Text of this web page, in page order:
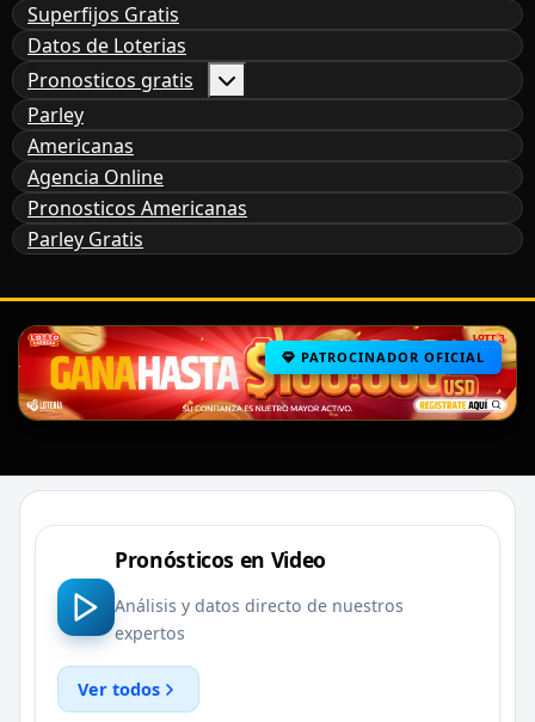
Superfijos Gratis
Datos de Loterias
Pronosticos gratis
Parley
Americanas
Agencia Online
Pronosticos Americanas
Parley Gratis
PATROCINADOR OFICIAL
Pronósticos en Video
Análisis y datos directo de nuestros
expertos
Ver todos